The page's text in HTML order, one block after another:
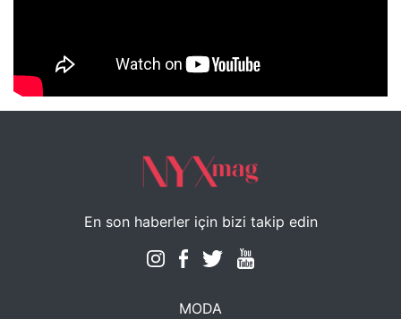
NYXmag 2. Yaş Kutlama Etkinliği
En son haberler için bizi takip edin
MODA